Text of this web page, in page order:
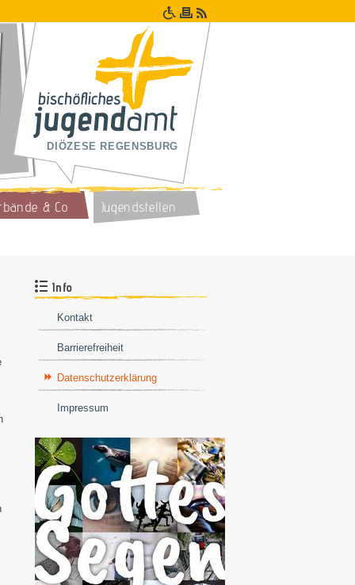
DIÖZESE REGENSBURG
Jugendstellen
& Co
Info
Kontakt
Barrierefreiheit
Datenschutzerklärung
Impressum